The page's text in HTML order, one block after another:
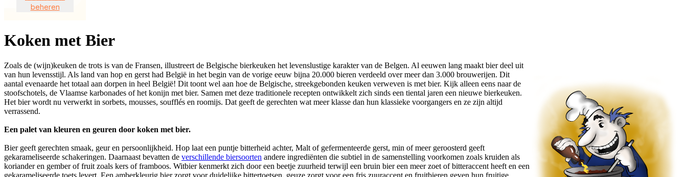
Koken met Bier
Zoals de (wijn)keuken de trots is van de Fransen, illustreert de Belgische bierkeuken het levenslustige karakter van de Belgen. Al eeuwen lang maakt bier deel uit
van hun levensstijl. Als land van hop en gerst had België in het begin van de vorige eeuw bijna 20.000 bieren verdeeld over meer dan 3.000 brouwerijen. Dit
aantal evenaarde het totaal aan dorpen in heel België! Dit toont wel aan hoe de Belgische, streekgebonden keuken verweven is met bier. Kijk alleen eens naar de
stoofschotels, de Vlaamse karbonades of het konijn met bier. Samen met deze traditionele recepten ontwikkelt zich sinds een tiental jaren een nieuwe bierkeuken.
Het bier wordt nu verwerkt in sorbets, mousses, soufflés en roomijs. Dat geeft de gerechten wat meer klasse dan hun klassieke voorgangers en ze zijn altijd
verrassend.
Een palet van kleuren en geuren door koken met bier.
Bier geeft gerechten smaak, geur en persoonlijkheid. Hop laat een puntje bitterheid achter, Malt of gefermenteerde gerst, min of meer geroosterd geeft
gekarameliseerde schakeringen. Daarnaast bevatten de verschillende biersoorten andere ingrediënten die subtiel in de samenstelling voorkomen zoals kruiden als
koriander en gember of fruit zoals kers of framboos. Witbier kenmerkt zich door een beetje zuurheid terwijl een bruin bier een meer zoet of bitteraccent heeft en een
gekarameliseerde toets levert. Een amberkleurig bier zorgt voor duidelijke bittertoetsen, geuze zorgt voor een fris zuuraccent en fruitbieren geven hun fruitige